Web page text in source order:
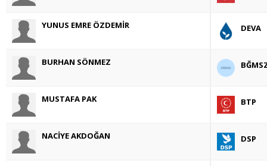
YUNUS EMRE ÖZDEMİR DEVA
BURHAN SÖNMEZ
MUSTAFA PAK BTP
NACİYE AKDOĞAN DSP